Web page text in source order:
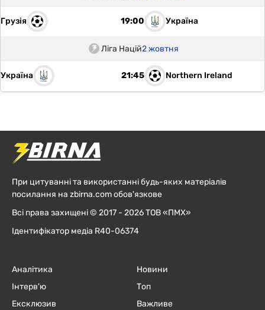
Грузія 19:00 Україна
Ліга Націй2 жовтня
Україна 21:45 Northern Ireland
При цитуванні та використанні будь-яких матеріалів
посилання на zbirna.com обов'язкове
Всі права захищені © 2017 - 2026 ТОВ «ПМХ»
Ідентифікатор медіа R40-06374
Аналітика
Інтерв'ю
Ексклюзив
Новини
Топ
Важливе